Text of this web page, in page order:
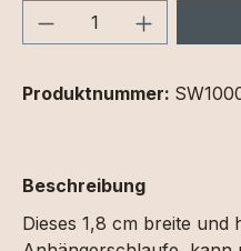
Produkt Anzahl:
Produktnummer:
Beschreibung
Dieses 1,8 cm breite und